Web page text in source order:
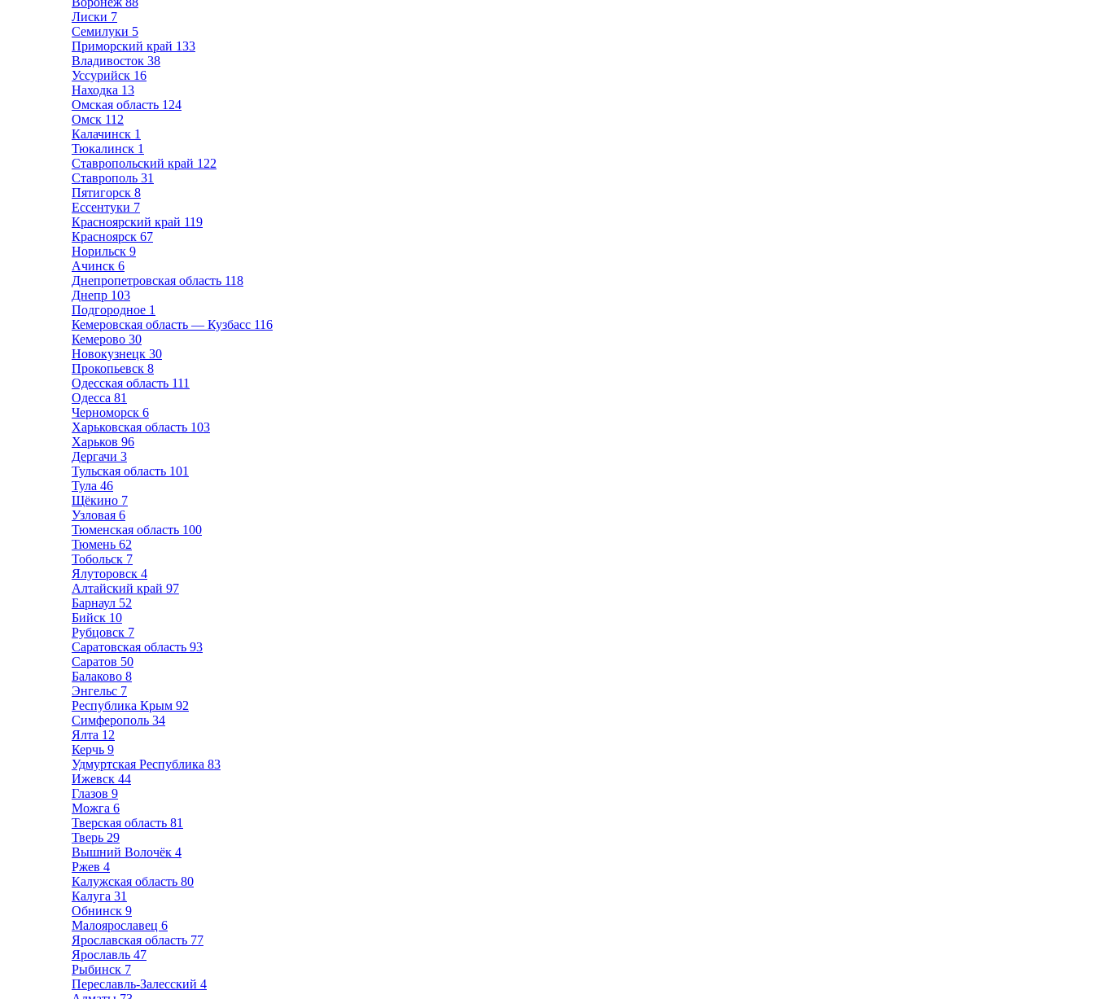
Лиски 7
Семилуки 5
Приморский край 133
Владивосток 38
Уссурийск 16
Находка 13
Омская область 124
Омск 112
Калачинск 1
Тюкалинск 1
Ставропольский край 122
Ставрополь 31
Пятигорск 8
Ессентуки 7
Красноярский край 119
Красноярск 67
Норильск 9
Ачинск 6
Днепропетровская область 118
Днепр 103
Подгородное 1
Кемеровская область — Кузбасс 116
Кемерово 30
Новокузнецк 30
Прокопьевск 8
Одесская область 111
Одесса 81
Черноморск 6
Харьковская область 103
Харьков 96
Дергачи 3
Тульская область 101
Тула 46
Щёкино 7
Узловая 6
Тюменская область 100
Тюмень 62
Тобольск 7
Ялуторовск 4
Алтайский край 97
Барнаул 52
Бийск 10
Рубцовск 7
Саратовская область 93
Саратов 50
Балаково 8
Энгельс 7
Республика Крым 92
Симферополь 34
Ялта 12
Керчь 9
Удмуртская Республика 83
Ижевск 44
Глазов 9
Можга 6
Тверская область 81
Тверь 29
Вышний Волочёк 4
Ржев 4
Калужская область 80
Калуга 31
Обнинск 9
Малоярославец 6
Ярославская область 77
Ярославль 47
Рыбинск 7
Переславль-Залесский 4